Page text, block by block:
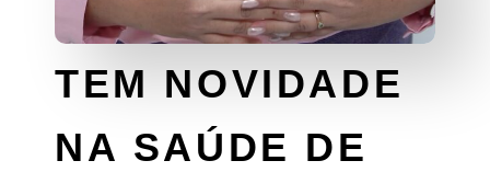
TEM NOVIDADE
NA SAÚDE DE